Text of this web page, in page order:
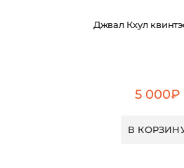
Джвал Кхул
5 000₽
В